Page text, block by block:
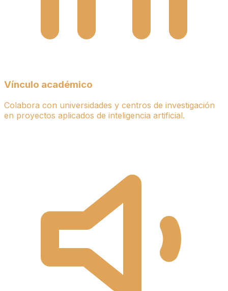
Vínculo académico
Colabora con universidades y centros de investigación
en proyectos aplicados de inteligencia artificial.